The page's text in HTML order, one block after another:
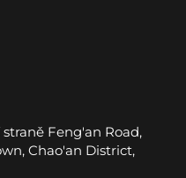
Feng'an Road,
Chao'an District,